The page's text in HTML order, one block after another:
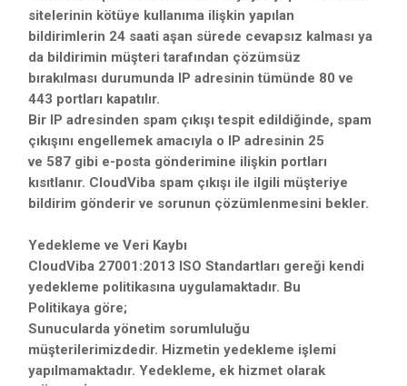
sitelerinin kötüye kullanıma ilişkin yapılan
bildirimlerin 24 saati aşan sürede cevapsız kalması ya
da bildirimin müşteri tarafından çözümsüz
bırakılması durumunda IP adresinin tümünde 80 ve
443 portları kapatılır.
Bir IP adresinden spam çıkışı tespit edildiğinde, spam
çıkışını engellemek amacıyla o IP adresinin 25
ve 587 gibi e-posta gönderimine ilişkin portları
kısıtlanır. CloudViba spam çıkışı ile ilgili müşteriye
bildirim gönderir ve sorunun çözümlenmesini bekler.
Yedekleme ve Veri Kaybı
CloudViba 27001:2013 ISO Standartları gereği kendi
yedekleme politikasına uygulamaktadır. Bu
Politikaya göre;
Sunucularda yönetim sorumluluğu
müşterilerimizdedir. Hizmetin yedekleme işlemi
yapılmamaktadır. Yedekleme, ek hizmet olarak